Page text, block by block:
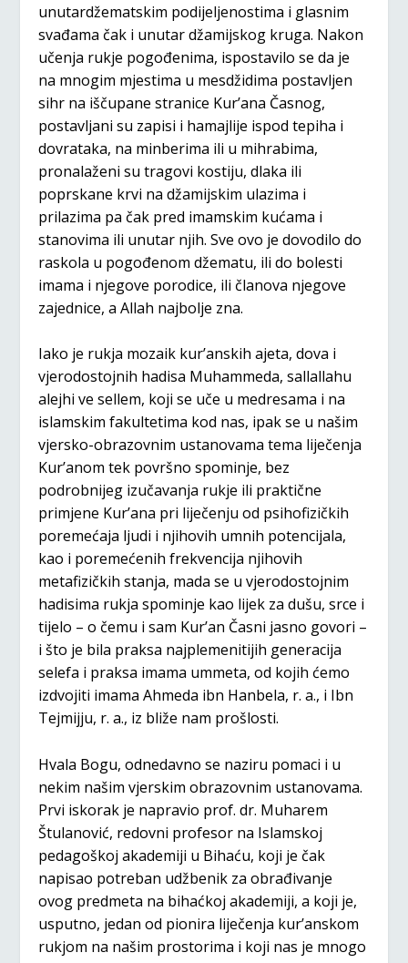
unutardžematskim podijeljenostima i glasnim
svađama čak i unutar džamijskog kruga. Nakon
učenja rukje pogođenima, ispostavilo se da je
na mnogim mjestima u mesdžidima postavljen
sihr na iščupane stranice Kur’ana Časnog,
postavljani su zapisi i hamajlije ispod tepiha i
dovrataka, na minberima ili u mihrabima,
pronalaženi su tragovi kostiju, dlaka ili
poprskane krvi na džamijskim ulazima i
prilazima pa čak pred imamskim kućama i
stanovima ili unutar njih. Sve ovo je dovodilo do
raskola u pogođenom džematu, ili do bolesti
imama i njegove porodice, ili članova njegove
zajednice, a Allah najbolje zna.
Iako je rukja mozaik kur’anskih ajeta, dova i
vjerodostojnih hadisa Muhammeda, sallallahu
alejhi ve sellem, koji se uče u medresama i na
islamskim fakultetima kod nas, ipak se u našim
vjersko-obrazovnim ustanovama tema liječenja
Kur’anom tek površno spominje, bez
podrobnijeg izučavanja rukje ili praktične
primjene Kur’ana pri liječenju od psihofizičkih
poremećaja ljudi i njihovih umnih potencijala,
kao i poremećenih frekvencija njihovih
metafizičkih stanja, mada se u vjerodostojnim
hadisima rukja spominje kao lijek za dušu, srce i
tijelo – o čemu i sam Kur’an Časni jasno govori –
i što je bila praksa najplemenitijih generacija
selefa i praksa imama ummeta, od kojih ćemo
izdvojiti imama Ahmeda ibn Hanbela, r. a., i Ibn
Tejmijju, r. a., iz bliže nam prošlosti.
Hvala Bogu, odnedavno se naziru pomaci i u
nekim našim vjerskim obrazovnim ustanovama.
Prvi iskorak je napravio prof. dr. Muharem
Štulanović, redovni profesor na Islamskoj
pedagoškoj akademiji u Bihaću, koji je čak
napisao potreban udžbenik za obrađivanje
ovog predmeta na bihaćkoj akademiji, a koji je,
usputno, jedan od pionira liječenja kur’anskom
rukjom na našim prostorima i koji nas je mnogo